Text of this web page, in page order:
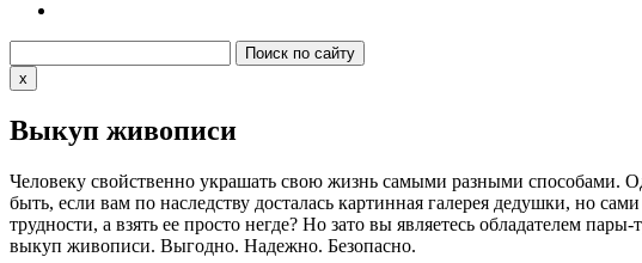
x
Выкуп живописи
Человеку свойственно украшать свою жизнь самыми разными способами.
быть, если вам по наследству досталась картинная галерея дедушки, но
трудности, а взять ее просто негде? Но зато вы являетесь обладателем
выкуп живописи. Выгодно. Надежно. Безопасно.